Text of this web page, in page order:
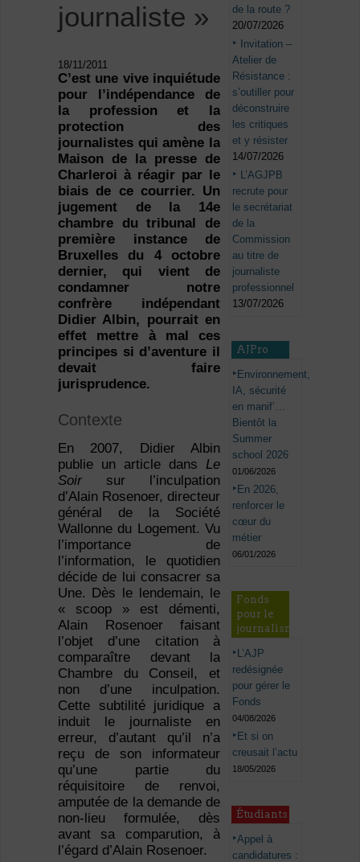
journaliste »
18/11/2011
C’est une vive inquiétude
pour l’indépendance de
la profession et la
protection des
journalistes qui amène la
Maison de la presse de
Charleroi à réagir par le
biais de ce courrier. Un
jugement de la 14e
chambre du tribunal de
première instance de
Bruxelles du 4 octobre
dernier, qui vient de
condamner notre
confrère indépendant
Didier Albin, pourrait en
effet mettre à mal ces
principes si d’aventure il
devait faire
jurisprudence.
Contexte
En 2007, Didier Albin
publie un article dansLe
Soirsur l’inculpation
d’Alain Rosenoer, directeur
général de la Société
Wallonne du Logement. Vu
l’importance de
l’information, le quotidien
décide de lui consacrer sa
Une. Dès le lendemain, le
« scoop » est démenti,
Alain Rosenoer faisant
l’objet d’une citation à
comparaître devant la
Chambre du Conseil, et
non d’une inculpation.
Cette subtilité juridique a
induit le journaliste en
erreur, d’autant qu’il n’a
reçu de son informateur
qu’une partie du
réquisitoire de renvoi,
amputée de la demande de
non-lieu formulée, dès
avant sa comparution, à
l’égard d’Alain Rosenoer.
de la route ?
20/07/2026
Invitation –
Atelier de
Résistance :
s’outiller pour
déconstruire
les critiques
et y résister
14/07/2026
L’AGJPB
recrute pour
le secrétariat
de la
Commission
au titre de
journaliste
professionnel
13/07/2026
AJPro
Environnement,
IA, sécurité
en manif’…
Bientôt la
Summer
school 2026
01/06/2026
En 2026,
renforcer le
cœur du
métier
06/01/2026
Fonds
pour le
journalisme
L’AJP
redésignée
pour gérer le
Fonds
04/08/2026
Et si on
creusait l’actu
18/05/2026
Étudiants
Appel à
candidatures :